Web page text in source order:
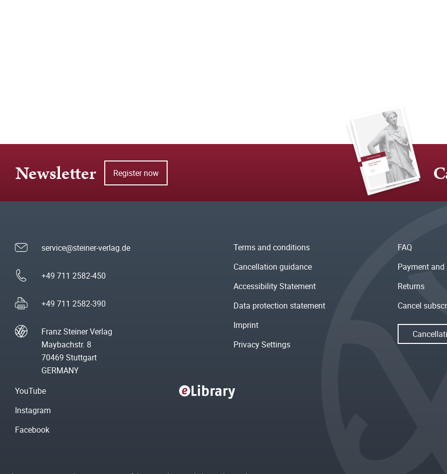
Newsletter Register now
service@steiner-verlag.de
+49 711 2582-450
+49 711 2582-390
Franz Steiner Verlag
Maybachstr. 8
70469 Stuttgart
GERMANY
Terms and conditions
Cancellation guidance
Accessibility Statement
Data protection statement
Imprint
Privacy Settings
FAQ
Payment
Returns
Cancel
YouTube
Instagram
Facebook